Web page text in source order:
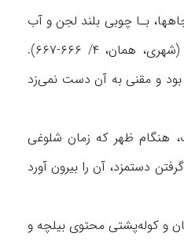
بـا چوبی بلند لجن و آب
را مخلـوط می‌کرد تا با هم تخلیه شوند. این کار بوی نامطبوع را در کوچه‌ای که فاضلاب در آن رها شده بود افزایش می‌داد (شهری، همان، ۴/ ۶۶۶-۶۶۷).
بود و مقنی به آن دست نمی‌زد
هنگام ظهر که زمان شلوغی
دستمزد، آن را بیرون آورد
و کوله‌پشتی محتوی بیلچه و